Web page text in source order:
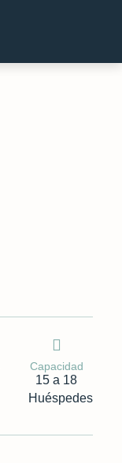
Capacidad
15 a 18
Huéspedes